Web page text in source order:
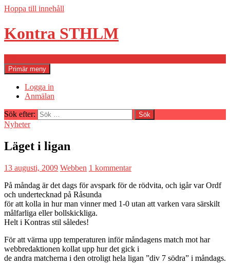
Hoppa till innehåll
Kontra STHLM
Primär meny
Logga in
Anmälan
Sök efter:
Nyheter
Läget i ligan
13 augusti, 2009 Webben 1 kommentar
På måndag är det dags för avspark för de rödvita, och igår var Ordf
och undertecknad på Råsunda
för att kolla in hur man vinner med 1-0 utan att varken vara särskilt
målfarliga eller bollskickliga.
Helt i Kontras stil således!
För att värma upp temperaturen inför måndagens match mot har
webbredaktionen kollat upp hur det gick i
de andra matcherna i den otroligt hela ligan ”div 7 södra” i måndags.